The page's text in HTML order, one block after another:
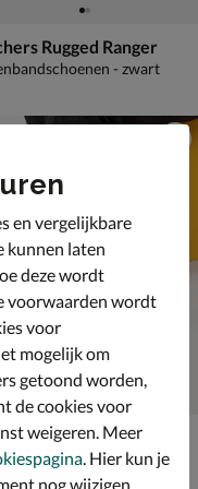
Rugged Ranger
- zwart
Tracer
- zwart
en vergelijkbare
kunnen laten
deze wordt
voorwaarden wordt
voor
mogelijk om
getoond worden,
de cookies voor
weigeren. Meer
. Hier kun je
nog wijzigen.